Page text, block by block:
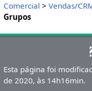
Comercial > Vendas/
Grupos
Esta página foi
de 2020, às 14h16min.